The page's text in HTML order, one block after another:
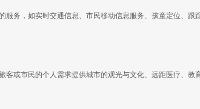
服务，如实时交通信息、市民移动信息服务、孩童定位、跟
客或市民的个人需求提供城市的观光与文化、远距医疗、教